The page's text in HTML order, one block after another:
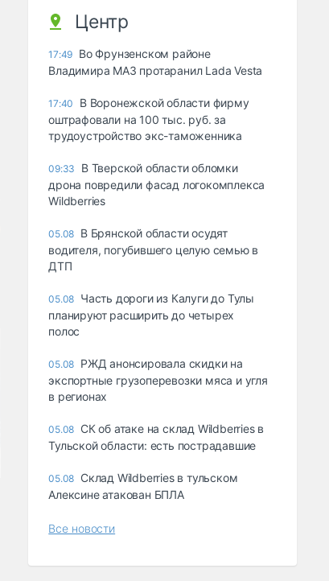
Центр
17:49 Во Фрунзенском районе
Владимира МАЗ протаранил Lada Vesta
17:40
В Воронежской области фирму
оштрафовали на 100 тыс. руб. за
трудоустройство экс-таможенника
09:33
В Тверской области обломки
дрона повредили фасад логокомплекса
Wildberries
05.08 В Брянской области осудят
водителя, погубившего целую семью в
ДТП
05.08 Часть дороги из Калуги до Тулы
планируют расширить до четырех
полос
05.08 РЖД анонсировала скидки на
экспортные грузоперевозки мяса и угля
в регионах
05.08 СК об атаке на склад Wildberries в
Тульской области: есть пострадавшие
05.08 Склад Wildberries в тульском
Алексине атакован БПЛА
Все новости